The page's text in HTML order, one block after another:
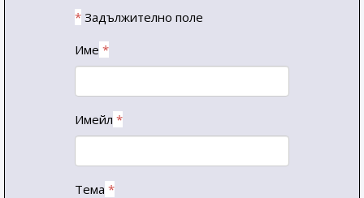
* Задължително поле
Име *
Имейл *
Тема *